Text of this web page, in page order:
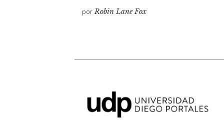
porRobin Lane Fox